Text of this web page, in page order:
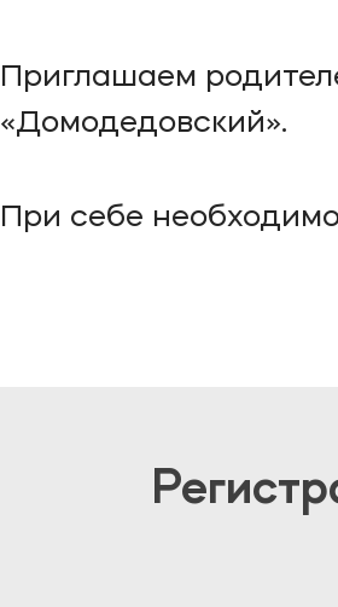
Приглашаем
«Домодедовский».
При себе